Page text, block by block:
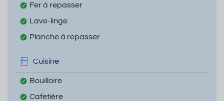
Fer à repasser
Lave-linge
Planche à repasser
Cuisine
Bouilloire
Cafetière